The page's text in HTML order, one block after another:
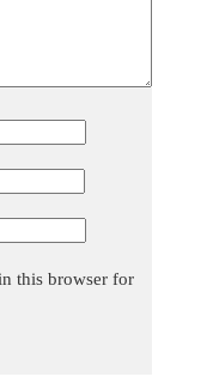
this browser for